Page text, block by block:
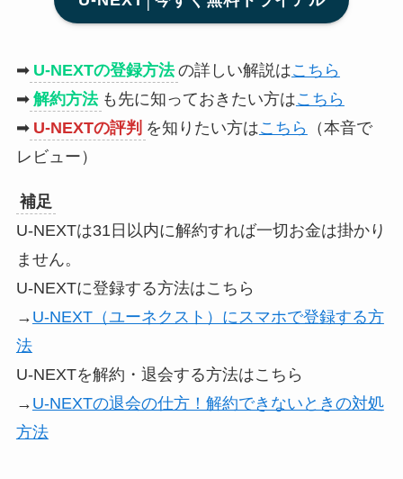
➡ U-NEXTの登録方法 の詳しい解説はこちら
➡ 解約方法 も先に知っておきたい方はこちら
➡ U-NEXTの評判 を知りたい方はこちら
（本音で
レビュー）
補足
U-NEXTは31日以内に解約すれば一切お金は掛かり
ません。
U-NEXTに登録する方法はこちら
→ U-NEXT（ユーネクスト）にスマホで登録する方
法
U-NEXTを解約・退会する方法はこちら
→ U-NEXTの退会の仕方！解約できないときの対処
方法